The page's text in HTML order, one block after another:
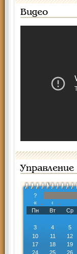
Видео
Управление
?
«
‹
Пн
Вт Ср
3
4 5
10
11 12
17
18 19
24
25 26